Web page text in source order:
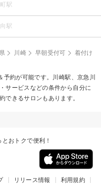
駅
駅
川崎 早朝受付可 着付け
約が可能です。川崎駅、京急川
サービスなどの条件から自分に
できるサロンもあります。
おトクで便利！
リリース情報 利用規約